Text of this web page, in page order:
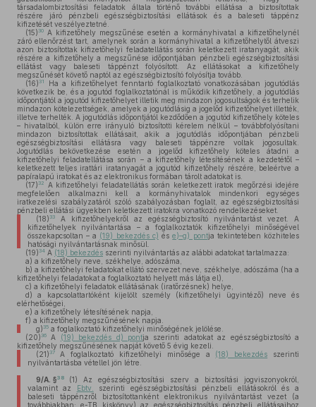
társadalombiztosítási feladatok általa történő további ellátása a biztosítottak
részére járó pénzbeli egészségbiztosítási ellátások és a baleseti táppénz
kifizetését veszélyeztetné.
(15) 30 A kifizetőhely megszűnése esetén a kormányhivatal a kifizetőhelynél
záró ellenőrzést tart, amelynek során a kormányhivatal a kifizetőhelytől átveszi
azon biztosítottak kifizetőhelyi feladatellátás során keletkezett iratanyagát, akik
részére a kifizetőhely a megszűnése időpontjában pénzbeli egészségbiztosítási
ellátást vagy baleseti táppénzt folyósított. Az ellátásokat a kifizetőhely
megszűnését követő naptól az egészségbiztosító folyósítja tovább.
(16) 31
Ha a kifizetőhelyet fenntartó foglalkoztató vonatkozásában jogutódlás
következik be, és a jogutód foglalkoztatónál is működik kifizetőhely, a jogutódlás
időpontjától a jogutód kifizetőhelyet illetik meg mindazon jogosultságok és terhelik
mindazon kötelezettségek, amelyek a jogutódlásig a jogelőd kifizetőhelyet illették,
illetve terhelték. A jogutódlás időpontjától kezdődően a jogutód kifizetőhely köteles
– hivatalból, külön erre irányuló biztosítotti kérelem nélkül – továbbfolyósítani
mindazon biztosítottak ellátásait, akik a jogutódlás időpontjában pénzbeli
egészségbiztosítási ellátásra vagy baleseti táppénzre voltak jogosultak.
Jogutódlás bekövetkezése esetén a jogelőd kifizetőhely köteles átadni a
kifizetőhelyi feladatellátása során – a kifizetőhely létesítésének a kezdetétől –
keletkezett teljes irattári iratanyagát a jogutód kifizetőhely részére, beleértve a
papíralapú iratokat és az elektronikus formában tárolt adatokat is.
(17) 32
A kifizetőhelyi feladatellátás során keletkezett iratok megőrzési idejére
megfelelően alkalmazni kell a kormányhivatalok mindenkori egységes
iratkezelési szabályzatáról szóló szabályozásban foglalt, az egészségbiztosítási
pénzbeli ellátási ügyekben keletkezett iratokra vonatkozó rendelkezéseket.
(18) 33A kifizetőhelyekről az egészségbiztosító nyilvántartást vezet. A
kifizetőhelyek nyilvántartása – a foglalkoztatók kifizetőhelyi minőségével
összekapcsoltan – a (19) bekezdés c) ése)–g) pontja tekintetében közhiteles
hatósági nyilvántartásnak minősül.
(19) 34 A (18) bekezdés szerinti nyilvántartás az alábbi adatokat tartalmazza:
a) a kifizetőhely neve, székhelye, adószáma,
b) a kifizetőhelyi feladatokat ellátó szervezet neve, székhelye, adószáma (ha a
kifizetőhelyi feladatokat a foglalkoztató helyett más látja el),
c) a kifizetőhelyi feladatok ellátásának (iratőrzésnek) helye,
d) a kapcsolattartóként kijelölt személy (kifizetőhelyi ügyintéző) neve és
elérhetőségei,
e) a kifizetőhely létesítésének napja,
f) a kifizetőhely megszűnésének napja.
g) 35a foglalkoztató kifizetőhelyi minőségének jelölése.
(20) 36 A (19) bekezdés d) pontja szerinti adatokat az egészségbiztosító a
kifizetőhely megszűnésének napját követő 5 évig kezeli.
(21) 37A foglalkoztató kifizetőhelyi minősége a (18) bekezdés szerinti
nyilvántartásba vétellel jön létre.
9/A. §38 (1) Az egészségbiztosítási szerv a biztosítási jogviszonyokról,
valamint az
Ebtv.
szerinti egészségbiztosítási pénzbeli ellátásokról és a
baleseti táppénzről biztosítottanként elektronikus nyilvántartást vezet (a
továbbiakban: e-TB kiskönyv) az egészségbiztosítás pénzbeli ellátásaihoz